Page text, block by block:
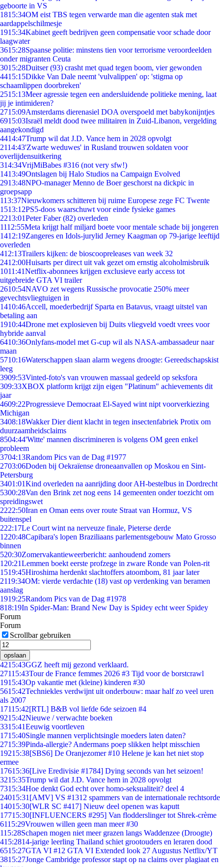
geboorte in VS
1815:34OM eist TBS tegen verwarde man die agenten stak met
aardappelschilmesje
1915:34Kabinet geeft bedrijven geen compensatie voor schade door
laagwater
3615:28Spaanse politie: minstens tien voor terrorisme veroordeelden
onder migranten Ceuta
3015:28Duitser (93) crasht met quad tegen boom, vier gewonden
4415:15Dikke Van Dale neemt 'vulvalippen' op: 'stigma op
schaamlippen doorbreken'
2515:13Meer agressie tegen een andersluidende politieke mening, laat
jij je intimideren?
2715:09Amsterdams dierenasiel DOA overspoeld met babykonijntjes
6915:03Israël meldt dood twee militairen in Zuid-Libanon, vergelding
aangekondigd
4414:47Trump wil dat J.D. Vance hem in 2028 opvolgt
2114:43'Zwarte weduwes' in Rusland trouwen soldaten voor
overlijdensuitkering
314:34VrijMiBabes #316 (not very sfw!)
1413:49Ontslagen bij Halo Studios na Campaign Evolved
2913:48NPO-manager Menno de Boer geschorst na dickpic in
groepsapp
113:37Nieuwkomers schitteren bij ruime Europese zege FC Twente
1513:12PS5-doos waarschuwt voor einde fysieke games
2213:01Peter Faber (82) overleden
1112:55Meta krijgt half miljard boete voor mentale schade bij jongeren
1412:19Zangeres en Idols-jurylid Jerney Kaagman op 79-jarige leeftijd
overleden
412:13Trailers kijken: de bioscoopreleases van week 32
2412:00Huisarts per direct uit vak gezet om ernstig alcoholmisbruik
1011:41Netflix-abonnees krijgen exclusieve early access tot
uitgebreide GTA VI trailer
2610:54NAVO zet wegens Russische provocatie 250% meer
gevechtsvliegtuigen in
1410:46Accell, moederbedrijf Sparta en Batavus, vraagt uitstel van
betaling aan
1910:44Drone met explosieven bij Duits vliegveld voedt vrees voor
hybride aanval
6410:36Onlyfans-model met G-cup wil als NASA-ambassadeur naar
maan
5710:16Waterschappen slaan alarm wegens droogte: Gereedschapskist
leeg
3909:53Vinted-foto's van vrouwen massaal gedeeld op seksfora
309:33XBOX platform krijgt zijn eigen "Platinum" achievements dit
jaar
4609:22Progressieve Democraat El-Sayed wint nipt voorverkiezing
Michigan
3408:18Wakker Dier dient klacht in tegen insectenfabriek Protix om
duurzaamheidsclaims
8504:44'Witte' mannen discrimineren is volgens OM geen enkel
probleem
3704:13Random Pics van de Dag #1977
2703:06Doden bij Oekraïense droneaanvallen op Moskou en Sint-
Petersburg
3401:01Kind overleden na aanrijding door AH-bestelbus in Dordrecht
5300:28Van den Brink zet nog eens 14 gemeenten onder toezicht om
spreidingswet
2222:50Iran en Oman eens over route Straat van Hormuz, VS
buitenspel
222:17Le Court wint na nerveuze finale, Pieterse derde
1220:48Capibara's lopen Braziliaans parlementsgebouw Mato Grosso
binnen
520:30Zomervakantieweerbericht: aanhoudend zomers
1 20:21Lemmen boekt eerste profzege in zware Ronde van Polen-rit
1519:45Hiroshima herdenkt slachtoffers atoombom, 81 jaar later
2119:34OM: vierde verdachte (18) vast op verdenking van beramen
aanslag
1919:25Random Pics van de Dag #1978
818:19In Spider-Man: Brand New Day is Spidey echt weer Spidey
Forum
Forum
Scrollbar gebruiken
opslaan
4215:43GGZ heeft mij gezond verklaard.
27115:43Tour de France femmes 2026 #3 Tijd voor de borstcrawl
1915:43Op vakantie met (kleine) kinderen #30
5615:42Techniekles verdwijnt uit onderbouw: maar half zo veel uren
als 2007
17115:42[RTL] B&B vol liefde 6de seizoen #4
9215:42Nieuwe / verwachte boeken
3315:41Eeuwig voortleven
1715:40Single mannen verplichtsingle moeders laten daten?
2715:39Pinda-allergie? Andermans poep slikken helpt misschien
19215:38[SBS6] De Oranjezomer #10 Helene je kan het niet stop
ermee
17615:36[Live Eredivisie #1784] Dying seconds van het seizoen!
3215:35Trump wil dat J.D. Vance hem in 2028 opvolgt
7315:34Hoe denkt God echt over homo-seksualiteit? deel 4
24015:31 [AMV] VS #1312 spammers van de internationale rechtsorde
14015:30[WLR SC #417] Nieuw deel openen was kaputt
17715:30[INFLUENCERS #295] Van flodderslinger tot Shrek-crème
6115:29Vrouwen willen geen man meer #30
115:28Schapen mogen niet meer grazen langs Waddenzee (Droogte)
415:2814-jarige leerling Thailand schiet grootouders en leraren dood
6515:27GTA VI #12 GTA VI Extended look 27 Augustus Netflix/YT
3815:27Jonge Cambridge professor stapt op na claims over plagiaat en